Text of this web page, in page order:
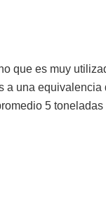
que es muy
a una
5 toneladas